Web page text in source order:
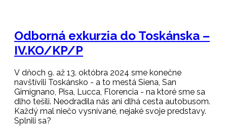
Odborná exkurzia do Toskánska –
IV.KO/KP/P
V dňoch 9. až 13. októbra 2024 sme konečne
navštívili Toskánsko - a to mestá Siena, San
Gimignano, Pisa, Lucca, Florencia - na ktoré sme sa
dlho tešili. Neodradila nás ani dlhá cesta autobusom.
Každý mal niečo vysnívané, nejaké svoje predstavy.
Splnili sa?